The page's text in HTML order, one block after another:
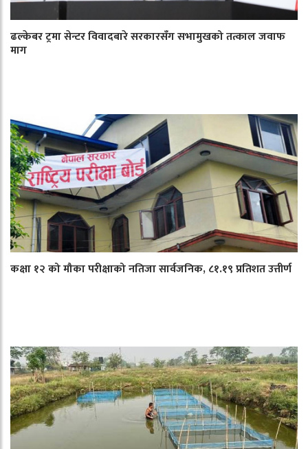
ढल्केबर ट्रमा सेन्टर विवादबारे सरकारसँग सभामुखको तत्काल जवाफ
माग
कक्षा १२ को मौका परीक्षाको नतिजा सार्वजनिक, ८१.१९ प्रतिशत उत्तीर्ण